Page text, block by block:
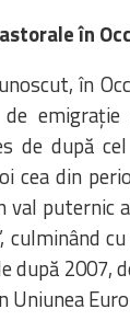
în
în
emigrație
de după
cea din
val puternic
culminând
după 2007,
Uniunea